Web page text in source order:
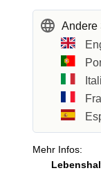
Andere
Mehr Infos: